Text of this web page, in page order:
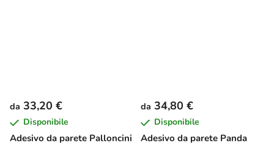
Adesivo da parete Palloncini
da 33,20 €
Disponibile
Adesivo da parete Panda
da 34,80 €
Disponibile